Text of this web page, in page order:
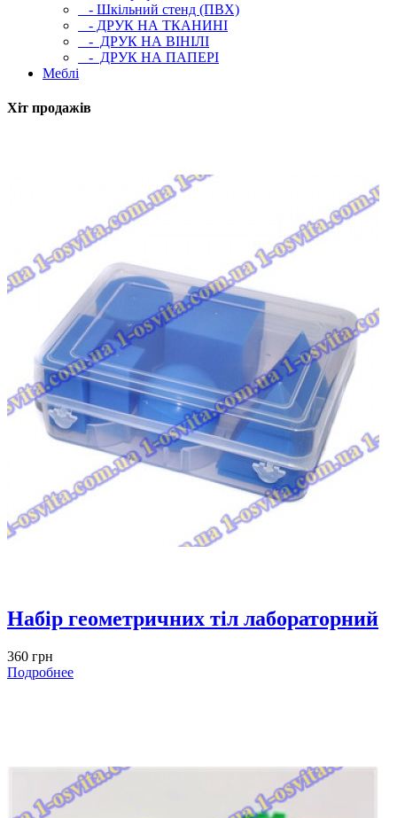
- Шкільний стенд (ПВХ)
- ДРУК НА ТКАНИНІ
- ДРУК НА ВІНІЛІ
- ДРУК НА ПАПЕРІ
Меблі
Хіт продажів
Набір геометричних тіл лабораторний
360 грн
Подробнее